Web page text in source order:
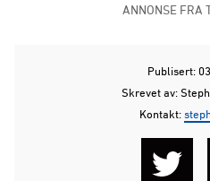
ANNONSE FRA
Publisert:
Skrevet av:
Kontakt: